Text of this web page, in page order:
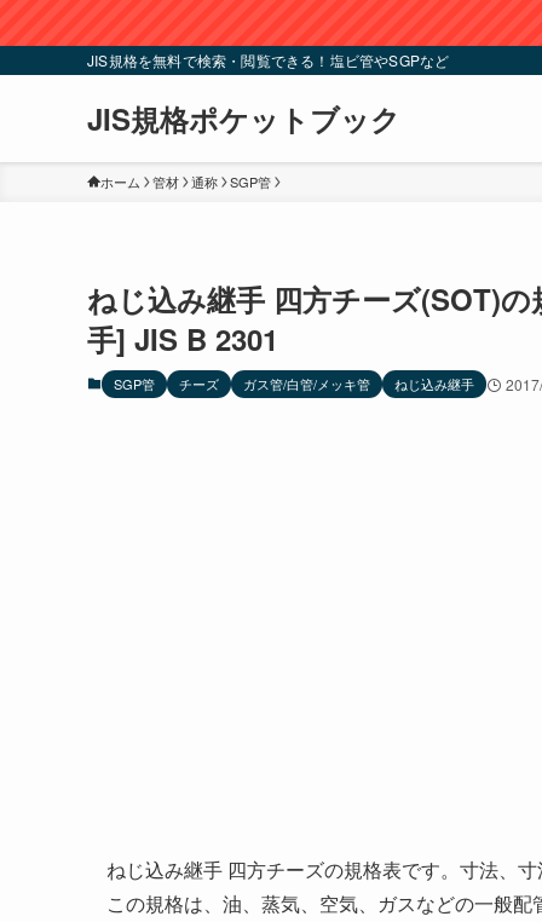
JIS規格を無料で検索・閲覧できる！塩ビ管やSGPなど
JIS規格ポケットブック
ホーム 管材 通称 SGP管
ねじ込み継手 四方チーズ(SOT)
手] JIS B 2301
SGP管 チーズ ガス管/白管/メッキ管 ねじ込み継手
ねじ込み継手 四方チーズの規格表です。寸法、
この規格は、油、蒸気、空気、ガスなどの一般